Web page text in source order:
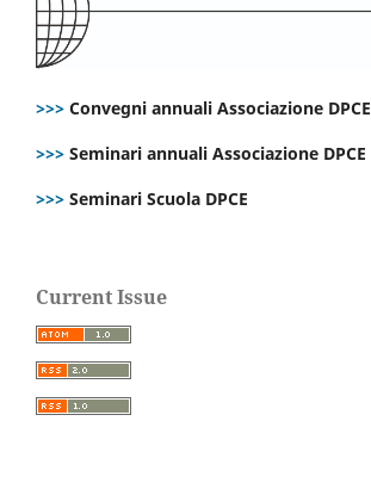
>>> Convegni annuali Associazione DPCE
>>> Seminari annuali Associazione DPCE
>>> Seminari Scuola DPCE
Current Issue